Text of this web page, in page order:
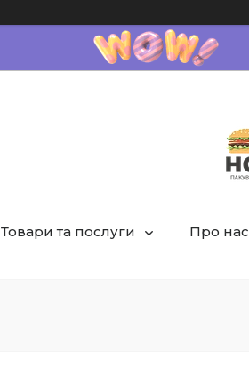
Товари та послуги Про нас